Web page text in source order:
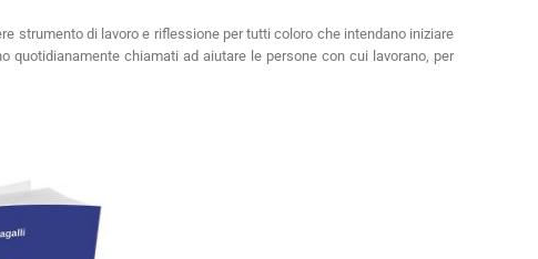
strumento di lavoro e riflessione per tutti coloro che intendano iniziare
chiamati ad aiutare le persone con cui lavorano, per